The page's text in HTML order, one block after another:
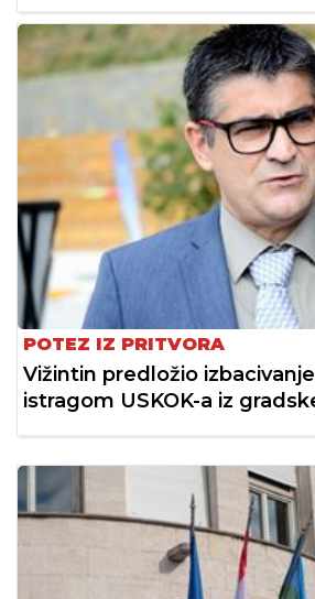
POTEZ IZ PRITVORA
Vižintin predložio
istragom USKOK-a iz